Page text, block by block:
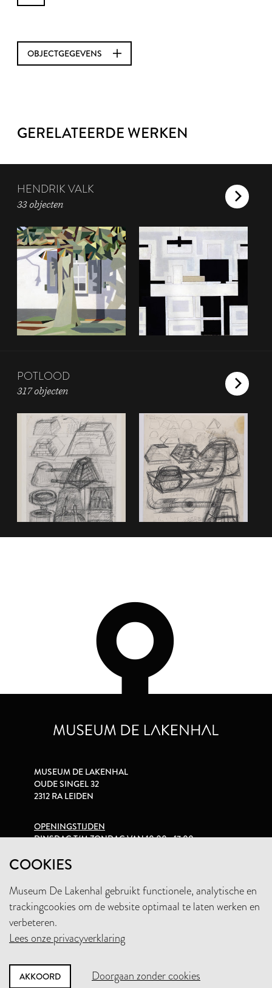
OBJECTGEGEVENS
GERELATEERDE WERKEN
HENDRIK VALK
33 objecten
POTLOOD
317 objecten
COOKIES
Museum De Lakenhal gebruikt functionele, analytische en
trackingcookies om de website optimaal te laten werken en
verbeteren.
Lees onze privacyverklaring
AKKOORD Doorgaan zonder cookies
MUSEUM DE LAKENHAL
OUDE SINGEL 32
2312 RA LEIDEN
OPENINGSTIJDEN
DINSDAG T/M ZONDAG VAN 10.00 - 17.00
PRIVACYVERKLARING
+31 (0)71 5165360
INFO@LAKENHAL.NL